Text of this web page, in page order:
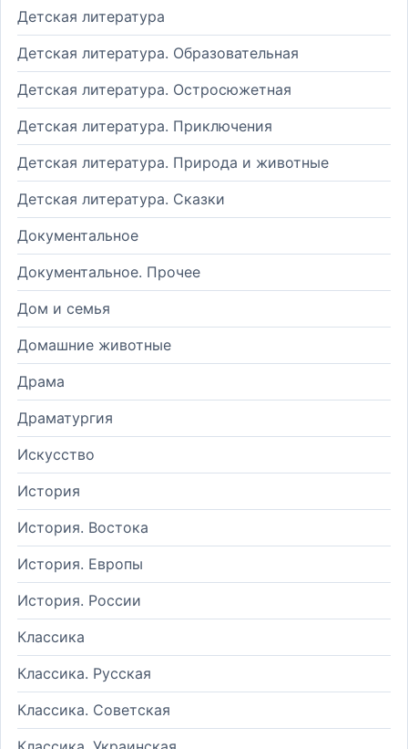
Детская литература
Детская литература. Образовательная
Детская литература. Остросюжетная
Детская литература. Приключения
Детская литература. Природа и животные
Детская литература. Сказки
Документальное
Документальное. Прочее
Дом и семья
Домашние животные
Драма
Драматургия
Искусство
История
История. Востока
История. Европы
История. России
Классика
Классика. Русская
Классика. Советская